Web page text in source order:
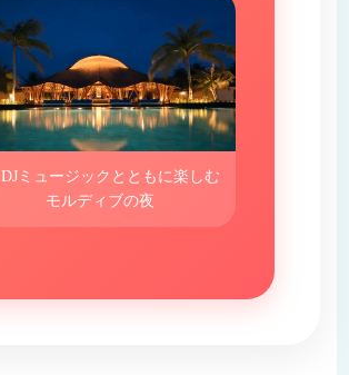
DJミュージックとともに楽しむ
モルディブの夜